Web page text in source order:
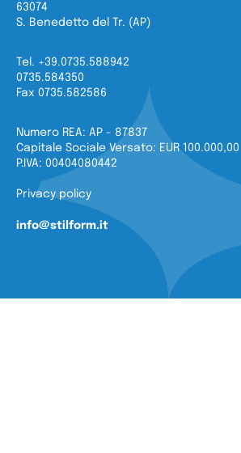
63074
S. Benedetto del Tr. (AP)
Tel. +39.0735.588942
0735.584350
Fax 0735.582586
Numero REA: AP - 87837
Capitale Sociale Versato: EUR 100.000,00
P.IVA: 00404080442
Privacy policy
info@stilform.it